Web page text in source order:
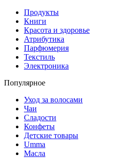
Продукты
Книги
Красота и здоровье
Атрибутика
Парфюмерия
Текстиль
Электроника
Популярное
Уход за волосами
Чаи
Сладости
Конфеты
Детские товары
Umma
Масла